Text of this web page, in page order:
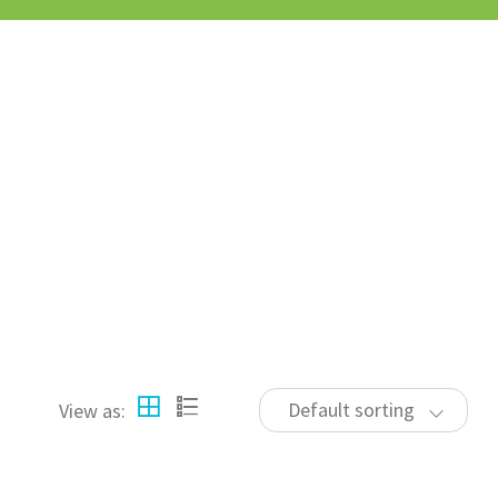
Default sorting
View as: